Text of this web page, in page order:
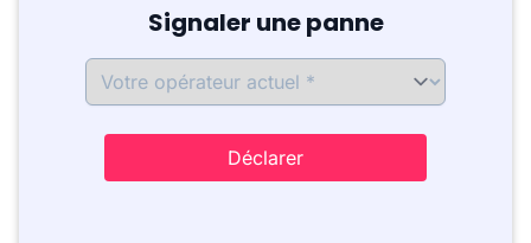
Signaler une panne
Déclarer